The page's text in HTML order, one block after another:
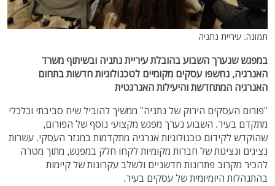
תמונה: עיריית נתניה
במפגש שנערך השבוע בהובלת עיריית נתניה ובשיתוף משרד
האנרגיה, נחשפו עסקים מקומיים לטכנולוגיות חדשות בתחום
האנרגיה המתחדשת והיעילות האנרגטית
"פורום העסקים הירוק של נתניה" ממשיך להוביל שיח סביבתי וכלכלי
מתקדם בעיר. השבוע נערך מפגש מקצועי נוסף של הפורום,
שהוקדש לקידום טכנולוגיות אנרגיה מתקדמות במגזר העסקי. עשרות
נציגים ונציגות של חברות מקומיות לקחו חלק במפגש, מתוך מטרה
להכיר מקרוב פתרונות חדשניים ולשלב עקרונות של קיימות
בהתנהלות היומיומית של עסקים בעיר.